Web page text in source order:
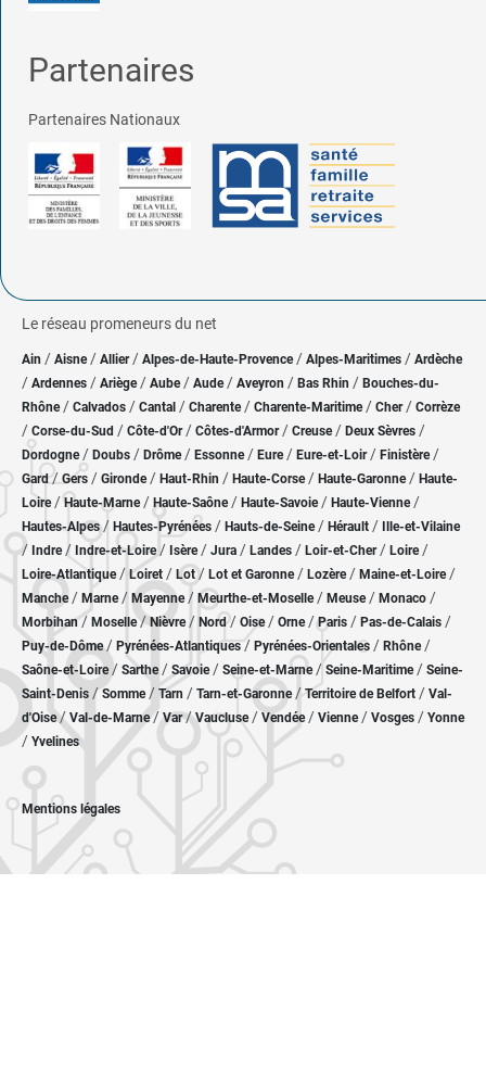
Partenaires
Partenaires Nationaux
Le réseau promeneurs du net
Ain / Aisne/ Allier/ Alpes-de-Haute-Provence / Alpes-Maritimes / Ardèche
/ Ardennes / Ariège/ Aube/ Aude / Aveyron / Bas Rhin / Bouches-du-
Rhône/ Calvados / Cantal / Charente / Charente-Maritime/ Cher / Corrèze
/ Corse-du-Sud / Côte-d'Or / Côtes-d'Armor/ Creuse/ Deux Sèvres /
Dordogne/ Doubs / Drôme/ Essonne / Eure/ Eure-et-Loir / Finistère/
Gard/Gers / Gironde/ Haut-Rhin / Haute-Corse/ Haute-Garonne/ Haute-
Loire/Haute-Marne/ Haute-Saône/ Haute-Savoie/ Haute-Vienne/
Hautes-Alpes/ Hautes-Pyrénées / Hauts-de-Seine/ Hérault / Ille-et-Vilaine
/ Indre/ Indre-et-Loire/ Isère/ Jura / Landes / Loir-et-Cher/ Loire/
Loire-Atlantique/ Loiret / Lot/ Lot et Garonne/ Lozère / Maine-et-Loire/
Manche/ Marne/ Mayenne/ Meurthe-et-Moselle/ Meuse/ Monaco /
Morbihan/ Moselle/ Nièvre / Nord/ Oise / Orne/Paris / Pas-de-Calais /
Puy-de-Dôme/ Pyrénées-Atlantiques / Pyrénées-Orientales / Rhône/
Saône-et-Loire/ Sarthe/ Savoie/ Seine-et-Marne/ Seine-Maritime/ Seine-
Saint-Denis /Somme/ Tarn / Tarn-et-Garonne/Territoire de Belfort / Val-
d'Oise/ Val-de-Marne/Var/Vaucluse/ Vendée/ Vienne/ Vosges / Yonne
/ Yvelines
Mentions légales